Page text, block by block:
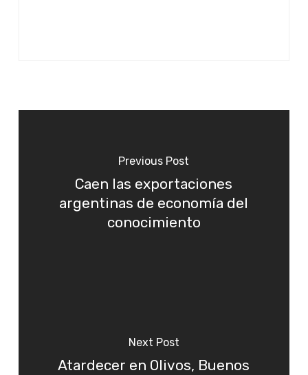
Previous Post
Caen las exportaciones
argentinas de economía del
conocimiento
Next Post
Atardecer en Olivos, Buenos